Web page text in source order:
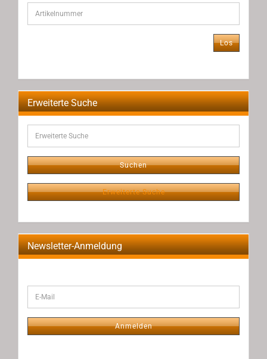
GEBEN
SIE
DIE
Los
Erweiterte Suche
Suche
Suchen
Erweiterte Suche
Newsletter-Anmeldung
ZUR
NEWSLETTER-
ANMELDUNG
E-
Mail
Anmelden